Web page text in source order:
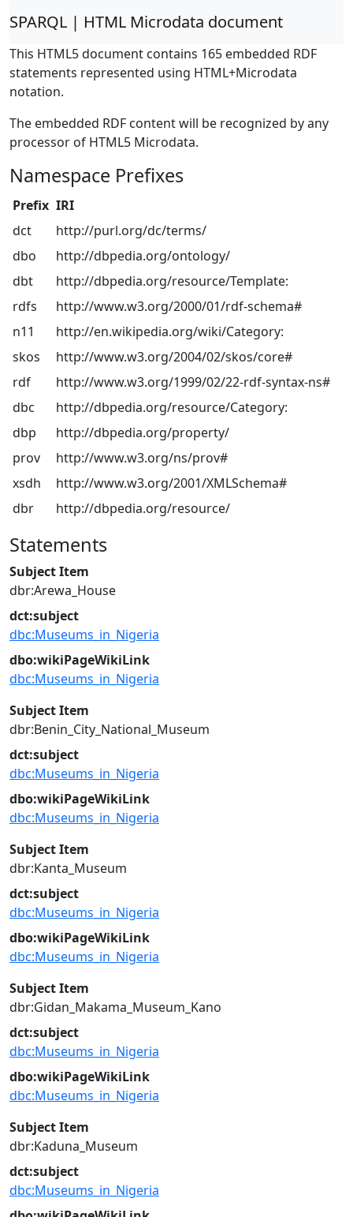
SPARQL | HTML Microdata document
This HTML5 document contains 165 embedded RDF
statements represented using HTML+Microdata
notation.
The embedded RDF content will be recognized by any
processor of HTML5 Microdata.
Namespace Prefixes
Prefix IRI
dct
http://purl.org/dc/terms/
dbo
http://dbpedia.org/ontology/
dbt
http://dbpedia.org/resource/Template:
rdfs
http://www.w3.org/2000/01/rdf-schema#
n11
http://en.wikipedia.org/wiki/Category:
skos
http://www.w3.org/2004/02/skos/core#
rdf
http://www.w3.org/1999/02/22-rdf-syntax-ns#
dbc
http://dbpedia.org/resource/Category:
dbp
http://dbpedia.org/property/
prov
http://www.w3.org/ns/prov#
xsdh
http://www.w3.org/2001/XMLSchema#
dbr
http://dbpedia.org/resource/
Statements
Subject Item
dbr:Arewa_House
dct:subject
dbc:Museums_in_Nigeria
dbo:wikiPageWikiLink
dbc:Museums_in_Nigeria
Subject Item
dbr:Benin_City_National_Museum
dct:subject
dbc:Museums_in_Nigeria
dbo:wikiPageWikiLink
dbc:Museums_in_Nigeria
Subject Item
dbr:Kanta_Museum
dct:subject
dbc:Museums_in_Nigeria
dbo:wikiPageWikiLink
dbc:Museums_in_Nigeria
Subject Item
dbr:Gidan_Makama_Museum_Kano
dct:subject
dbc:Museums_in_Nigeria
dbo:wikiPageWikiLink
dbc:Museums_in_Nigeria
Subject Item
dbr:Kaduna_Museum
dct:subject
dbc:Museums_in_Nigeria